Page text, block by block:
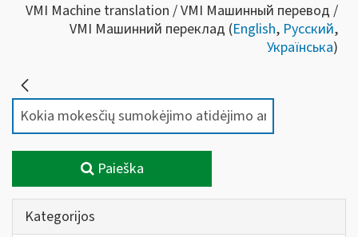
VMI Machine translation / VMI Машинный перевод /
VMI Машинний переклад (English, Русский,
Українська)
Paieška
Kategorijos